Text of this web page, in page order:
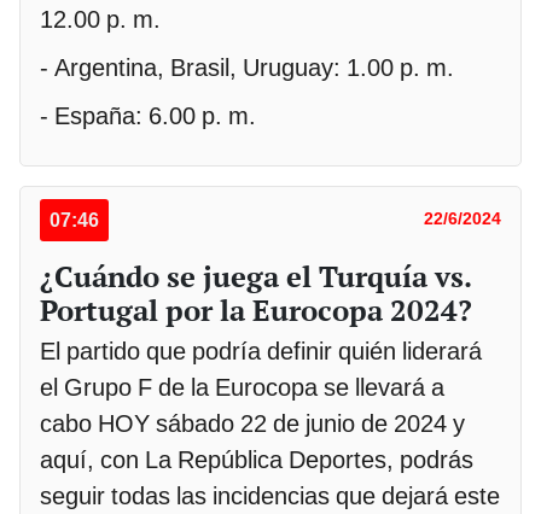
12.00 p. m.
- Argentina, Brasil, Uruguay: 1.00 p. m.
- España: 6.00 p. m.
07:46 22/6/2024
¿Cuándo se juega el Turquía vs.
Portugal por la Eurocopa 2024?
El partido que podría definir quién liderará
el Grupo F de la Eurocopa se llevará a
cabo HOY sábado 22 de junio de 2024 y
aquí, con La República Deportes, podrás
seguir todas las incidencias que dejará este